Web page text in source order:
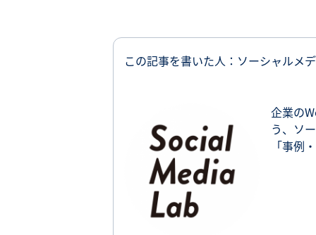
この記事を書いた人：ソーシャルメ
企業の
う、ソ
「事例